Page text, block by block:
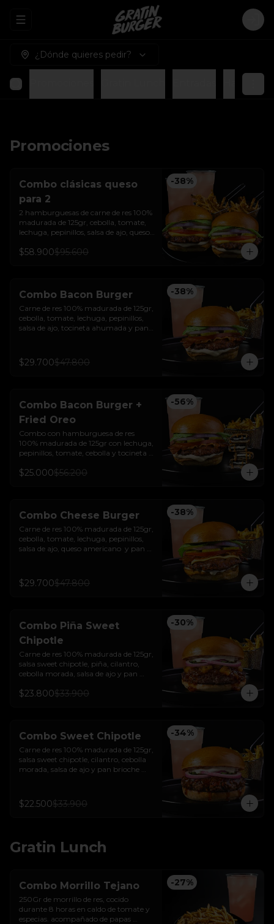
Abrir menu de navegación
¿Dónde quieres pedir?
Promociones
-38%
Combo clásicas queso
para 2
2 hamburguesas de carne de res 100%
madurada de 125gr, cebolla, tomate,
lechuga, pepinillos, salsa de ajo, queso
papas a la francesa + dos bebida de la
$58.900$95.600
-38%
Combo Bacon Burger
Carne de res 100% madurada de 125gr,
cebolla, tomate, lechuga, pepinillos,
salsa de ajo, tocineta ahumada y pan
$29.700$47.800
-56%
Combo Bacon Burger +
Fried Oreo
Combo con hamburguesa de res
100% madurada de 125gr con lechuga,
pepinillos, tomate, cebolla y tocineta +
$25.000$56.200
-38%
Combo Cheese Burger
Carne de res 100% madurada de 125gr,
cebolla, tomate, lechuga, pepinillos,
salsa de ajo, queso americano  y pan
$29.700$47.800
-30%
Combo Piña Sweet
Chipotle
Carne de res 100% madurada de 125gr,
salsa sweet chipotle, piña, cilantro,
cebolla morada, salsa de ajo y pan
casa.
$23.800$33.900
-34%
Combo Sweet Chipotle
Carne de res 100% madurada de 125gr,
salsa sweet chipotle, cilantro, cebolla
morada, salsa de ajo y pan brioche
$22.500$33.900
Gratin Lunch
-27%
Combo Morrillo Tejano
250Gr de morrillo de res, cocido
durante 8 horas en caldo de tomate y
especias. acompañado de papas